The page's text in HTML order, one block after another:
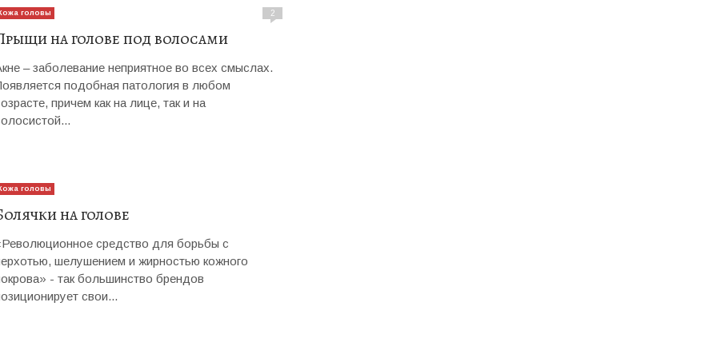
головы 2
на голове под волосами
– заболевание неприятное во всех смыслах.
подобная патология в любом
причем как на лице, так и на
головы
на голове
средство для борьбы с
шелушением и жирностью кожного
- так большинство брендов
свои...